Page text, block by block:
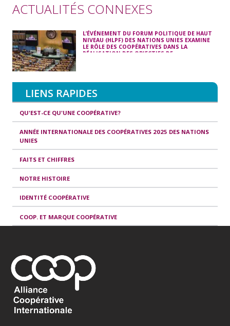
ACTUALITÉS CONNEXES
L’ÉVÉNEMENT DU FORUM POLITIQUE DE HAUT
NIVEAU (HLPF) DES NATIONS UNIES EXAMINE
LE RÔLE DES COOPÉRATIVES DANS LA
RÉALISATION DES OBJECTIFS DE
LIENS RAPIDES
QU'EST-CE QU'UNE COOPÉRATIVE?
ANNÉE INTERNATIONALE DES COOPÉRATIVES 2025 DES NATIONS
UNIES
FAITS ET CHIFFRES
NOTRE HISTOIRE
IDENTITÉ COOPÉRATIVE
COOP. ET MARQUE COOPÉRATIVE